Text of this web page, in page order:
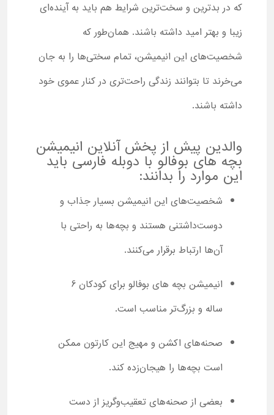
که در بدترین و سخت‌ترین شرایط هم باید به آینده‌ای
زیبا و بهتر امید داشته باشند. همان‌طور که
شخصیت‌های این انیمیشن، تمام سختی‌ها را به ‌جان
می‌خرند تا بتوانند زندگی راحت‌تری در کنار عموی خود
داشته باشند.
والدین پیش از پخش آنلاین انیمیشن
بچه های بوفالو با دوبله فارسی باید
این موارد را بدانند:
شخصیت‌های این انیمیشن بسیار جذاب و
دوست‌داشتنی هستند و بچه‌ها به راحتی با
آن‌ها ارتباط برقرار می‌کنند.
انیمیشن بچه های بوفالو برای کودکان 6
ساله و بزرگ‌تر مناسب است.
صحنه‌های اکشن و مهیج این کارتون ممکن
است بچه‌ها را هیجان‌زده کند.
بعضی از صحنه‌های تعقیب‌وگریز از دست